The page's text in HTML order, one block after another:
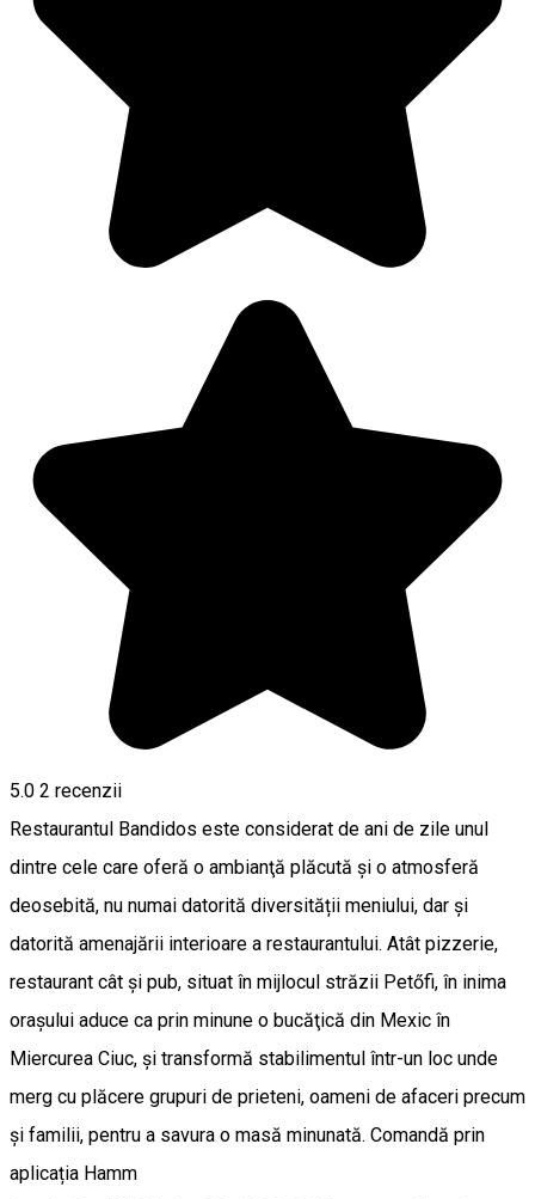
5.0 2 recenzii
Restaurantul Bandidos este considerat de ani de zile unul
dintre cele care oferă o ambianţă plăcută și o atmosferă
deosebită, nu numai datorită diversității meniului, dar şi
datorită amenajării interioare a restaurantului. Atât pizzerie,
restaurant cât și pub, situat în mijlocul străzii Petőfi, în inima
orașului aduce ca prin minune o bucăţică din Mexic în
Miercurea Ciuc, și transformă stabilimentul într-un loc unde
merg cu plăcere grupuri de prieteni, oameni de afaceri precum
şi familii, pentru a savura o masă minunată. Comandă prin
aplicația Hamm